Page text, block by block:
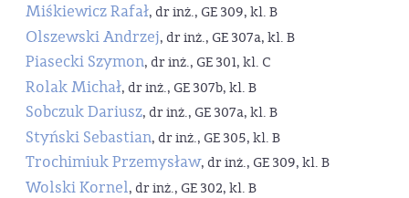
Miśkiewicz Rafał, dr inż., GE 309, kl. B
Olszewski Andrzej, dr inż., GE 307a, kl. B
Piasecki Szymon, dr inż., GE 301, kl. C
Rolak Michał, dr inż., GE 307b, kl. B
Sobczuk Dariusz, dr inż., GE 307a, kl. B
Styński Sebastian, dr inż., GE 305, kl. B
Trochimiuk Przemysław, dr inż., GE 309, kl. B
Wolski Kornel, dr inż., GE 302, kl. B